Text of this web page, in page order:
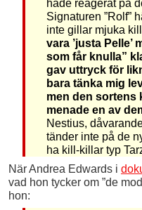
hade reagerat på
Signaturen ”Rolf”
inte gillar mjuka
vara ’justa Pelle’
som får knulla”
gav uttryck för
bara tänka mig
men den sortens
menade en av
Nestius,
tänder inte på de
ha kill-killar typ
När Andrea Edwards i
vad hon tycker om ”de
hon: